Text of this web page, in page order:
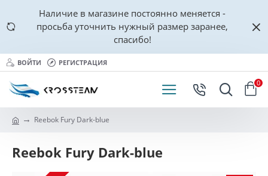
Наличие в магазине постоянно меняется -
просьба уточнить нужный размер заранее,
спасибо!
ВОЙТИ РЕГИСТРАЦИЯ
0
Reebok Fury Dark-blue
Reebok Fury Dark-blue